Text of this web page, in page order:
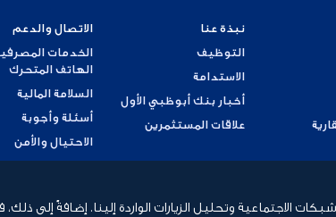
الاجتماعية وتحليل الزيارات الواردة إلينا. إضافةً إلى
نبذة عنا
التوظيف
الاستدامة
أخبار بنك أبوظبي الأول
علاقات المستثمرين
الاتصال والدعم
الخدمات
الهاتف المتحرك
السلامة المالية
أسئلة وأجوبة
الاحتيال والأمن
تقديم شكوى